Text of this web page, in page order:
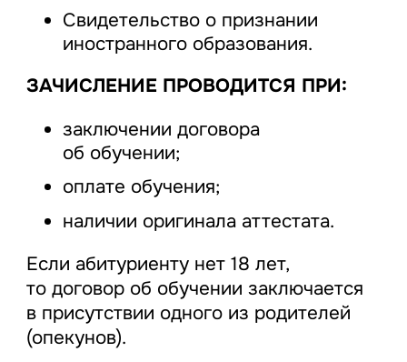
Свидетельство о признании
иностранного образования.
ЗАЧИСЛЕНИЕ ПРОВОДИТСЯ ПРИ:
заключении договора
об обучении;
оплате обучения;
наличии оригинала аттестата.
Если абитуриенту нет 18 лет,
то договор об обучении заключается
в присутствии одного из родителей
(опекунов).